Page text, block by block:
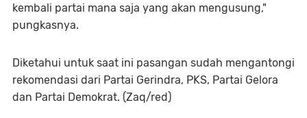
kembali partai mana saja yang akan mengusung,"
pungkasnya.
Diketahui untuk saat ini pasangan sudah mengantongi
rekomendasi dari Partai Gerindra, PKS, Partai Gelora
dan Partai Demokrat. (Zaq/red)